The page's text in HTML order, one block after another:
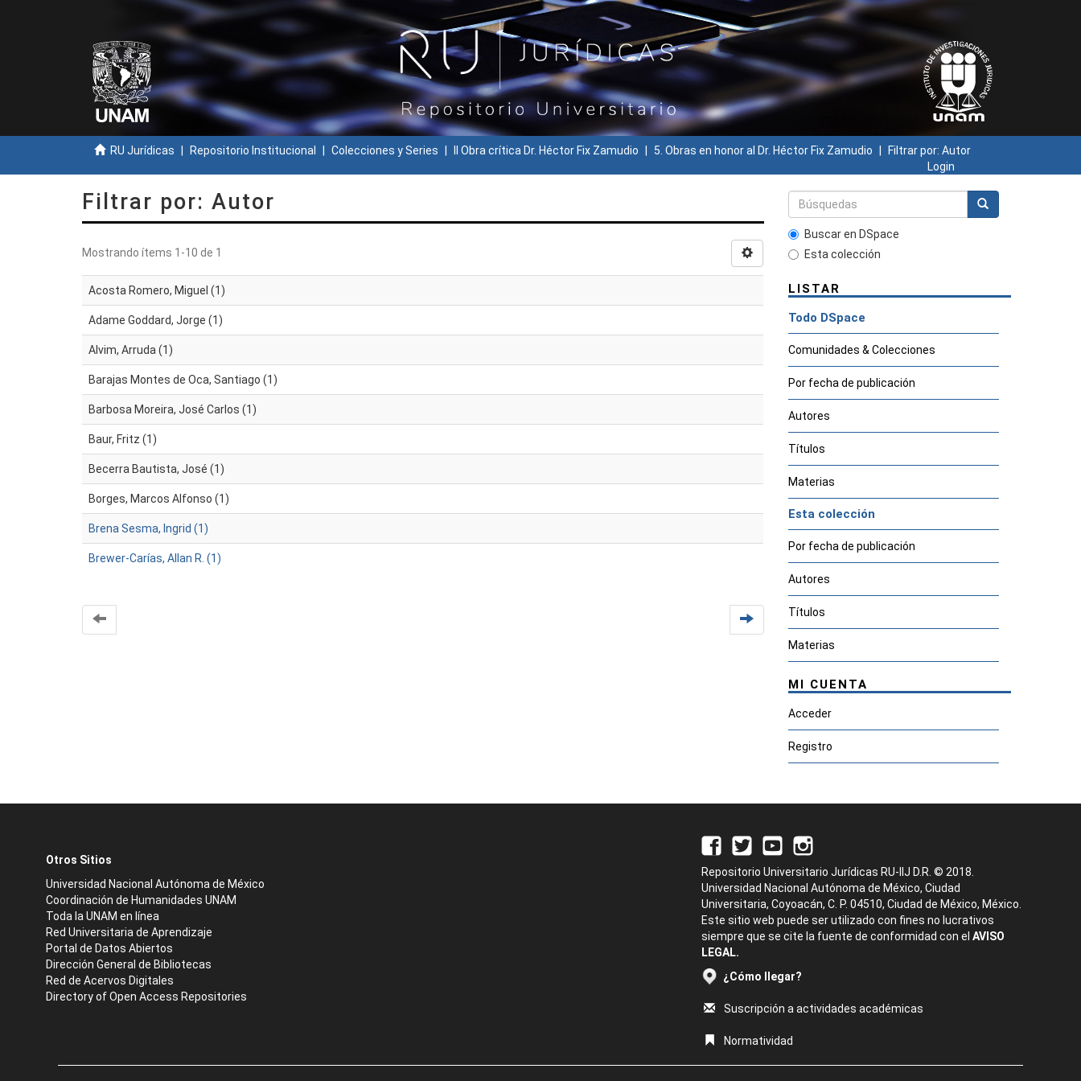
RU Jurídicas Repositorio Institucional Colecciones y Series II Obra crítica Dr. Héctor Fix Zamudio 5. Obras en honor al Dr. Héctor Fix Zamudio
Filtrar por: Autor
Login
Filtrar por: Autor
Mostrando ítems 1-10 de 1
Acosta Romero, Miguel (1)
Adame Goddard, Jorge (1)
Alvim, Arruda (1)
Barajas Montes de Oca, Santiago (1)
Barbosa Moreira, José Carlos (1)
Baur, Fritz (1)
Becerra Bautista, José (1)
Borges, Marcos Alfonso (1)
Brena Sesma, Ingrid (1)
Brewer-Carías, Allan R. (1)
Buscar en DSpace
Esta colección
LISTAR
Todo DSpace
Comunidades & Colecciones
Por fecha de publicación
Autores
Títulos
Materias
Esta colección
Por fecha de publicación
Autores
Títulos
Materias
MI CUENTA
Acceder
Registro
Otros Sitios
Universidad Nacional Autónoma de México
Coordinación de Humanidades UNAM
Toda la UNAM en línea
Red Universitaria de Aprendizaje
Portal de Datos Abiertos
Dirección General de Bibliotecas
Red de Acervos Digitales
Directory of Open Access Repositories
Repositorio Universitario Jurídicas RU-IIJ D.R. © 2018.
Universidad Nacional Autónoma de México, Ciudad
Universitaria, Coyoacán, C. P. 04510, Ciudad de México, México.
Este sitio web puede ser utilizado con fines no lucrativos
siempre que se cite la fuente de conformidad con el AVISO
LEGAL.
¿Cómo llegar?
Suscripción a actividades académicas
Normatividad